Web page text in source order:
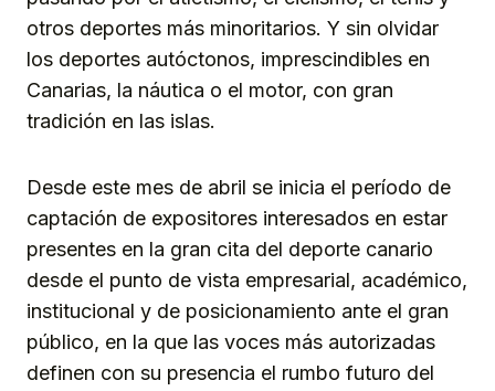
otros deportes más minoritarios. Y sin olvidar
los deportes autóctonos, imprescindibles en
Canarias, la náutica o el motor, con gran
tradición en las islas.
Desde este mes de abril se inicia el período de
captación de expositores interesados en estar
presentes en la gran cita del deporte canario
desde el punto de vista empresarial, académico,
institucional y de posicionamiento ante el gran
público, en la que las voces más autorizadas
definen con su presencia el rumbo futuro del